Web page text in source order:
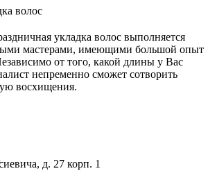
волос
укладка волос выполняется
мастерами, имеющими большой опыт
от того, какой длины у Вас
непременно сможет сотворить
восхищения.
д. 27 корп. 1